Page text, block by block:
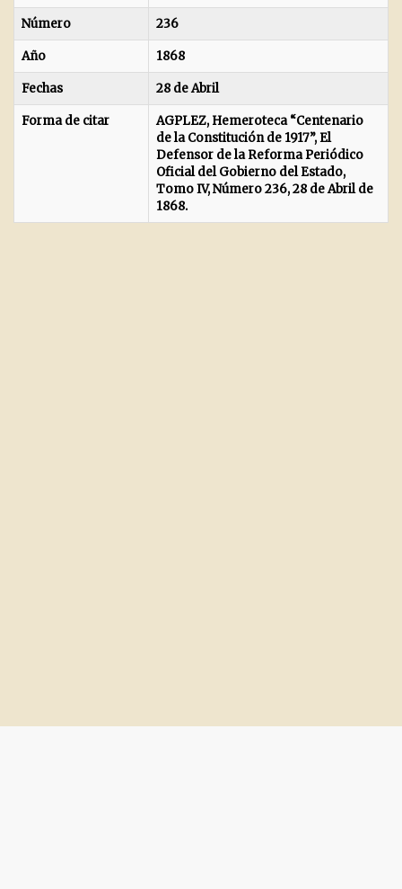
Número 236
Año 1868
Fechas 28 de Abril
Forma de citar
AGPLEZ, Hemeroteca “Centenario
de la Constitución de 1917”, El
Defensor de la Reforma Periódico
Oficial del Gobierno del Estado,
Tomo IV, Número 236, 28 de Abril de
1868.